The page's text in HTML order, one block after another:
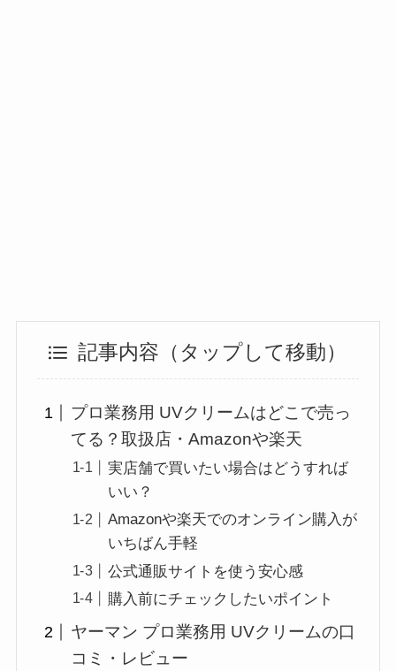
記事内容（タップして移動）
プロ業務用 UVクリームはどこで売っ
てる？取扱店・Amazonや楽天
実店舗で買いたい場合はどうすれば
いい？
Amazonや楽天でのオンライン購入が
いちばん手軽
公式通販サイトを使う安心感
購入前にチェックしたいポイント
ヤーマン プロ業務用 UVクリームの口
コミ・レビュー